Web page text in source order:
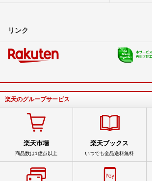
リンク
楽天のグループサービス
楽天市場
商品数は1億点以上
楽天ブックス
いつでも全品送料無料